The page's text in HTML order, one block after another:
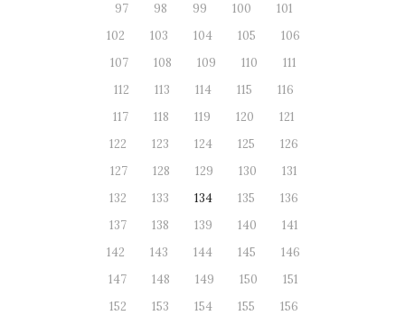
97
98 99 100
101
102
103 104 105
106
107
108 109 110
111
112
113 114 115
116
117
118 119 120
121
122
123 124 125
126
127
128 129 130
131
132
133 134 135
136
137
138 139 140
141
142
143 144 145
146
147
148 149 150
151
152
153 154 155
156